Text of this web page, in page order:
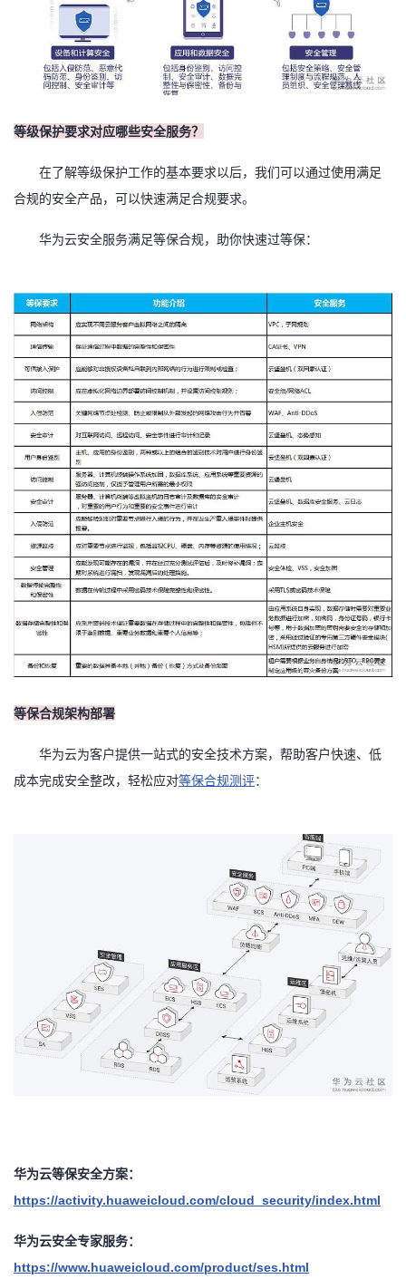
等级保护要求对应哪些安全服务？
在了解等级保护工作的基本要求以后， 我们可以通过使用满足
合规的安全产品，可以快速满足合规要求。
华为云安全服务满足等保合规，助你快速过等保：
等保合规架构部署
华为云为客户提供一站式的安全技术方案，帮助客户快速、低
成本完成安全整改，轻松应对等保合规测评：
华为云等保安全方案：
https://activity.huaweicloud.com/cloud_security/index.html
华为云安全专家服务：
https://www.huaweicloud.com/product/ses.html